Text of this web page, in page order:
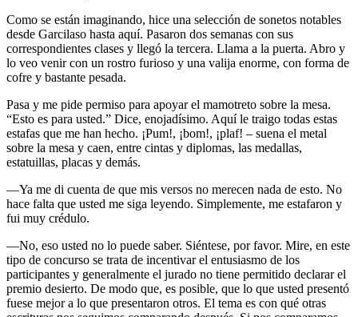
Como se están imaginando, hice una selección de sonetos notables
desde Garcilaso hasta aquí. Pasaron dos semanas con sus
correspondientes clases y llegó la tercera. Llama a la puerta. Abro y
lo veo venir con un rostro furioso y una valija enorme, con forma de
cofre y bastante pesada.
Pasa y me pide permiso para apoyar el mamotreto sobre la mesa.
“Esto es para usted.” Dice, enojadísimo. Aquí le traigo todas estas
estafas que me han hecho. ¡Pum!, ¡bom!, ¡plaf! – suena el metal
sobre la mesa y caen, entre cintas y diplomas, las medallas,
estatuillas, placas y demás.
—Ya me di cuenta de que mis versos no merecen nada de esto. No
hace falta que usted me siga leyendo. Simplemente, me estafaron y
fui muy crédulo.
—No, eso usted no lo puede saber. Siéntese, por favor. Mire, en este
tipo de concurso se trata de incentivar el entusiasmo de los
participantes y generalmente el jurado no tiene permitido declarar el
premio desierto. De modo que, es posible, que lo que usted presentó
fuese mejor a lo que presentaron otros. El tema es con qué otras